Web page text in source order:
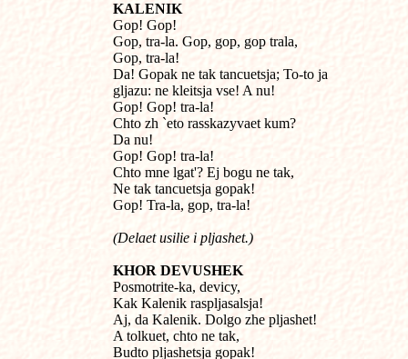
KALENIK
Gop! Gop!
Gop, tra-la. Gop, gop, gop trala,
Gop, tra-la!
Da! Gopak ne tak tancuetsja; To-to ja
gljazu: ne kleitsja vse! A nu!
Gop! Gop! tra-la!
Chto zh `eto rasskazyvaet kum?
Da nu!
Gop! Gop! tra-la!
Chto mne lgat'? Ej bogu ne tak,
Ne tak tancuetsja gopak!
(Delaet usilie i pljashet.)
KHOR DEVUSHEK
Posmotrite-ka, devicy,
Kak Kalenik raspljasalsja!
Aj, da Kalenik. Dolgo zhe pljashet!
A tolkuet, chto ne tak,
Budto pljashetsja gopak!